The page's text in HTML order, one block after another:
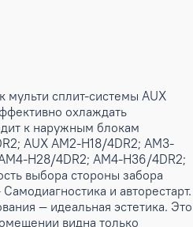
мульти сплит-системы AUX
охлаждать
к наружным блокам
AUX AM2-H18/4DR2; AM3-
H28/4DR2; AM4-H36/4DR2;
выбора стороны забора
и авторестарт.
— идеальная эстетика. Это
видна только